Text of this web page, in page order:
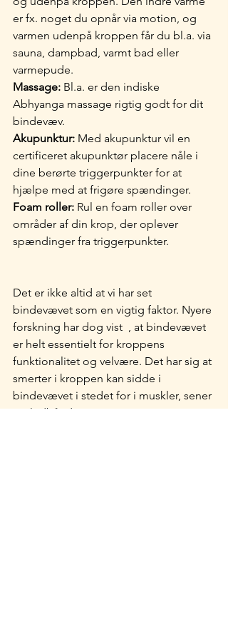
er fx. noget du opnår via motion, og
varmen udenpå kroppen får du bl.a. via
sauna, dampbad, varmt bad eller
varmepude.
Massage: Bl.a. er den indiske
Abhyanga massage rigtig godt for dit
bindevæv.
Akupunktur: Med akupunktur vil en
certificeret akupunktør placere nåle i
dine berørte triggerpunkter for at
hjælpe med at frigøre spændinger.
Foam roller: Rul en foam roller over
områder af din krop, der oplever
spændinger fra triggerpunkter.
Det er ikke altid at vi har set
bindevævet som en vigtig faktor. Nyere
forskning har dog vist  , at bindevævet
er helt essentielt for kroppens
funktionalitet og velvære. Det har sig at
smerter i kroppen kan sidde i
bindevævet i stedet for i muskler, sener
og ledbånd.